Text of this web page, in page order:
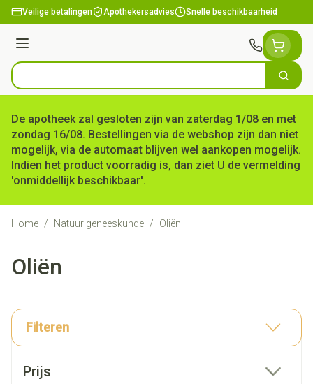
Ga naar de inhoud
Veilige betalingen Apothekersadvies Snelle beschikbaarheid
Menu
Product, merk, categorie... Zoek
De apotheek zal gesloten zijn van zaterdag 1/08 en met
zondag 16/08. Bestellingen via de webshop zijn dan niet
mogelijk, via de automaat blijven wel aankopen mogelijk.
Indien het product voorradig is, dan ziet U de vermelding
'onmiddellijk beschikbaar'.
Home / Natuur geneeskunde / Oliën
Oliën
Filteren
Prijs